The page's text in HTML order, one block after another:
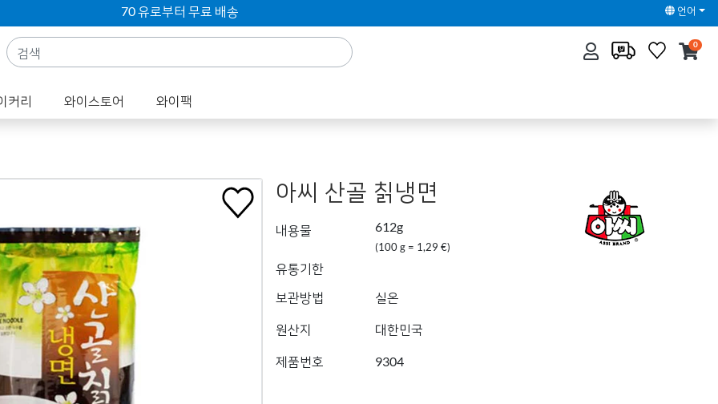
70 유로부터 무료 배송 언어
0
커리 와이스토어 와이팩
아씨 산골 칡냉면
내용물 612g
(100 g = 1,29 €)
유통기한
보관방법
실온
원산지 대한민국
제품번호 9304